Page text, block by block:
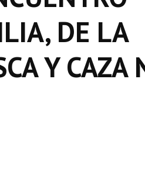
DE LA
Y CAZA